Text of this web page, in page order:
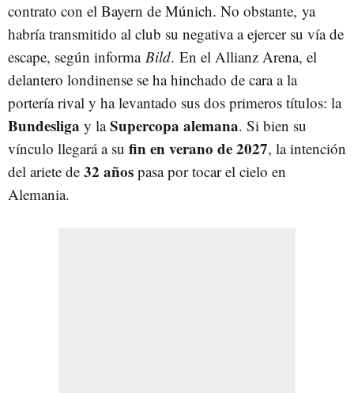
contrato con el Bayern de Múnich. No obstante, ya
habría transmitido al club su negativa a ejercer su vía de
escape, según informa Bild. En el Allianz Arena, el
delantero londinense se ha hinchado de cara a la
portería rival y ha levantado sus dos primeros títulos: la
Bundesliga y laSupercopa alemana. Si bien su
vínculo llegará a su fin en verano de 2027, la intención
del ariete de 32 años pasa por tocar el cielo en
Alemania.